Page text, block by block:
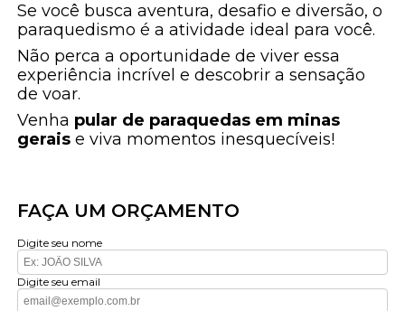
Se você busca aventura, desafio e diversão, o
paraquedismo é a atividade ideal para você.
Não perca a oportunidade de viver essa
experiência incrível e descobrir a sensação
de voar.
Venha pular de paraquedas em minas
gerais e viva momentos inesquecíveis!
FAÇA UM ORÇAMENTO
Digite seu nome
Digite seu email